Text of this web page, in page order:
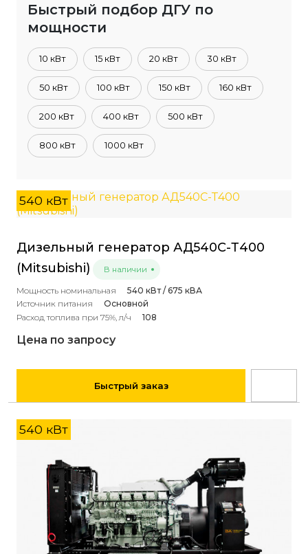
Быстрый подбор ДГУ по
мощности
10 кВт 15 кВт 20 кВт 30 кВт
50 кВт 100 кВт 150 кВт 160 кВт
200 кВт 400 кВт 500 кВт
800 кВт 1000 кВт
540 кВт
Дизельный генератор АД540С-Т400
(Mitsubishi)
В наличии
Мощность номинальная
540 кВт / 675 кВА
Источник питания
Основной
Расход топлива при 75%, л/ч
108
Цена по запросу
Быстрый заказ
540 кВт